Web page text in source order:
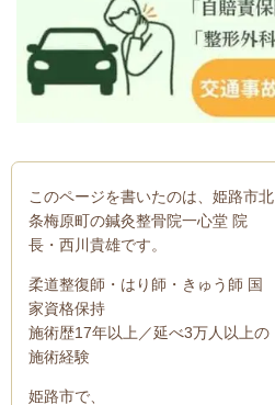
このページを書いたのは、姫路市北
条梅原町の鍼灸整骨院一心堂 院
長・西川貴雄です。
柔道整復師・はり師・きゅう師 国
家資格保持
施術歴17年以上／延べ3万人以上の
施術経験
姫路市で、